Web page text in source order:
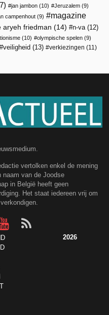
jan jambon (10) Jeruzalem (9)
campenhout (9)
magazine
aryeh friedman (14) n-va(12)
(10) olympische spelen (9)
veiligheid (13) verkiezingen (11)
vertolken enkel de mening
naam van de Joodse
in België heeft geen
Het staat iedereen vrij om
2026